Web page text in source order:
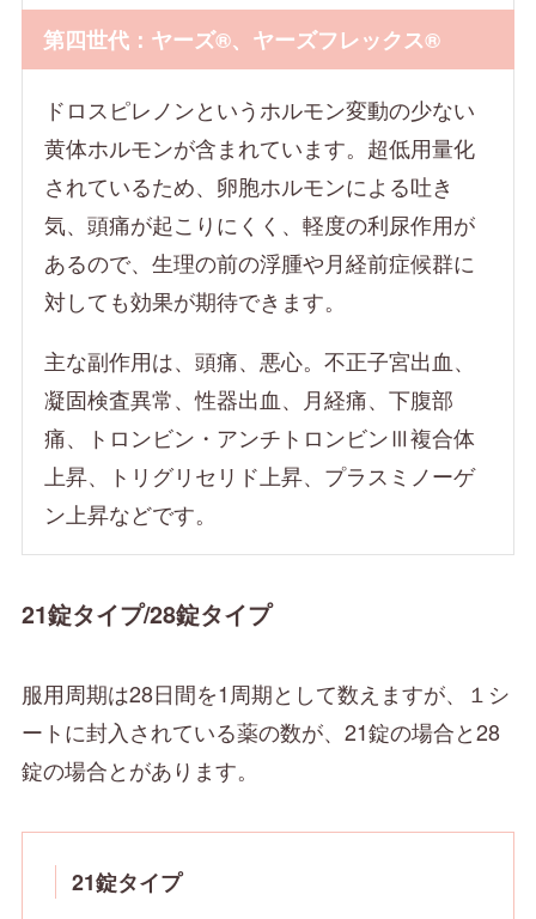
第四世代：ヤーズ®、ヤーズフレックス®
ドロスピレノンというホルモン変動の少ない
黄体ホルモンが含まれています。超低用量化
されているため、卵胞ホルモンによる吐き
気、頭痛が起こりにくく、軽度の利尿作用が
あるので、生理の前の浮腫や月経前症候群に
対しても効果が期待できます。
主な副作用は、頭痛、悪心。不正子宮出血、
凝固検査異常、性器出血、月経痛、下腹部
痛、トロンビン・アンチトロンビンⅢ複合体
上昇、トリグリセリド上昇、プラスミノーゲ
ン上昇などです。
21錠タイプ/28錠タイプ
服用周期は28日間を1周期として数えますが、１シ
ートに封入されている薬の数が、21錠の場合と28
錠の場合とがあります。
21錠タイプ